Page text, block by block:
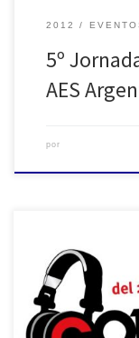
2012
5º
AES
por
AES Argentina en